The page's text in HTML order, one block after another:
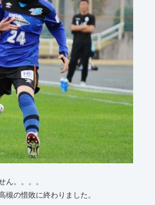
ん。。。。
槻の惜敗に終わりました。